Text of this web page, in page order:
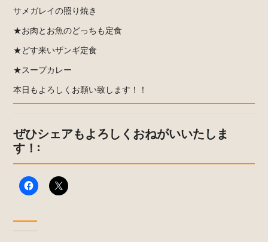
サメガレイの照り焼き
★お肉とお魚のどっちも定食
★どす来いザンギ定食
★スープカレー
本日もよろしくお願い致します！！
ぜひシェアもよろしくおねがいいたしま
す！: